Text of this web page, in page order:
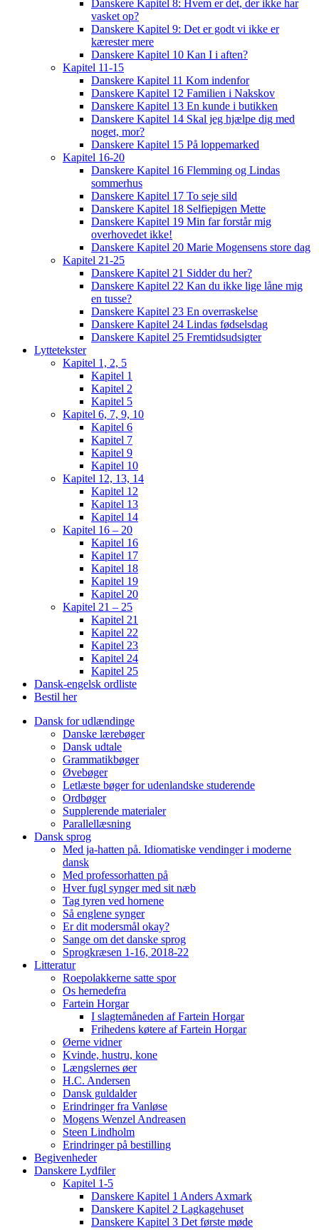
Danskere Kapitel 8: Hvem er det, der ikke har
vasket op?
Danskere Kapitel 9: Det er godt vi ikke er
kærester mere
Danskere Kapitel 10 Kan I i aften?
Kapitel 11-15
Danskere Kapitel 11 Kom indenfor
Danskere Kapitel 12 Familien i Nakskov
Danskere Kapitel 13 En kunde i butikken
Danskere Kapitel 14 Skal jeg hjælpe dig med
noget, mor?
Danskere Kapitel 15 På loppemarked
Kapitel 16-20
Danskere Kapitel 16 Flemming og Lindas
sommerhus
Danskere Kapitel 17 To seje sild
Danskere Kapitel 18 Selfiepigen Mette
Danskere Kapitel 19 Min far forstår mig
overhovedet ikke!
Danskere Kapitel 20 Marie Mogensens store dag
Kapitel 21-25
Danskere Kapitel 21 Sidder du her?
Danskere Kapitel 22 Kan du ikke lige låne mig
en tusse?
Danskere Kapitel 23 En overraskelse
Danskere Kapitel 24 Lindas fødselsdag
Danskere Kapitel 25 Fremtidsudsigter
Lyttetekster
Kapitel 1, 2, 5
Kapitel 1
Kapitel 2
Kapitel 5
Kapitel 6, 7, 9, 10
Kapitel 6
Kapitel 7
Kapitel 9
Kapitel 10
Kapitel 12, 13, 14
Kapitel 12
Kapitel 13
Kapitel 14
Kapitel 16 – 20
Kapitel 16
Kapitel 17
Kapitel 18
Kapitel 19
Kapitel 20
Kapitel 21 – 25
Kapitel 21
Kapitel 22
Kapitel 23
Kapitel 24
Kapitel 25
Dansk-engelsk ordliste
Bestil her
Dansk for udlændinge
Danske lærebøger
Dansk udtale
Grammatikbøger
Øvebøger
Letlæste bøger for udenlandske studerende
Ordbøger
Supplerende materialer
Parallellæsning
Dansk sprog
Med ja-hatten på. Idiomatiske vendinger i moderne
dansk
Med professorhatten på
Hver fugl synger med sit næb
Tag tyren ved hornene
Så englene synger
Er dit modersmål okay?
Sange om det danske sprog
Sprogkræsen 1-16, 2018-22
Litteratur
Roepolakkerne satte spor
Os hernedefra
Fartein Horgar
I slagtemåneden af Fartein Horgar
Frihedens køtere af Fartein Horgar
Øerne vidner
Kvinde, hustru, kone
Længslernes øer
H.C. Andersen
Dansk guldalder
Erindringer fra Vanløse
Mogens Wenzel Andreasen
Steen Lindholm
Erindringer på bestilling
Begivenheder
Danskere Lydfiler
Kapitel 1-5
Danskere Kapitel 1 Anders Axmark
Danskere Kapitel 2 Lagkagehuset
Danskere Kapitel 3 Det første møde